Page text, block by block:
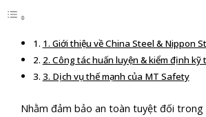
1. Giới thiệu về China Steel & Nippon
2. Công tác huấn luyện & kiểm định
3. Dịch vụ thế mạnh của MT Safety
Nhằm đảm bảo an toàn tuyệt đối trong